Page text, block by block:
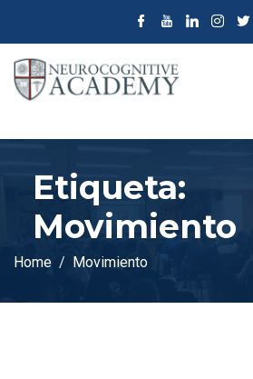
Etiqueta:
Movimiento
Home Movimiento